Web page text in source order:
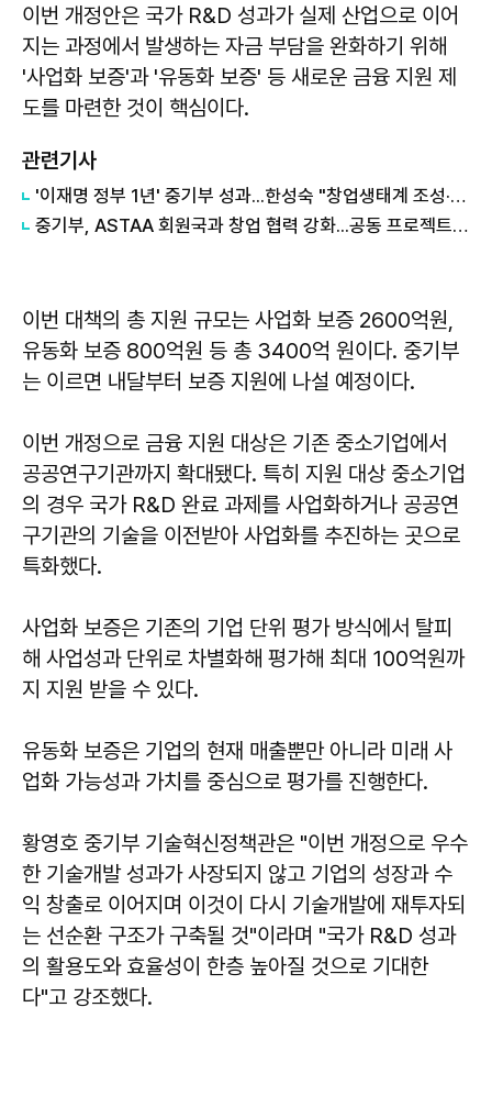
이번 개정안은 국가 R&D 성과가 실제 산업으로 이어
지는 과정에서 발생하는 자금 부담을 완화하기 위해
'사업화 보증'과 '유동화 보증' 등 새로운 금융 지원 제
도를 마련한 것이 핵심이다.
관련기사
'이재명 정부 1년' 중기부 성과...한성숙 "창업생태계 조성·벤처투자 규모 확대"
중기부, ASTAA 회원국과 창업 협력 강화...공동 프로젝트 발굴 촉진
이번 대책의 총 지원 규모는 사업화 보증 2600억원,
유동화 보증 800억원 등 총 3400억 원이다. 중기부
는 이르면 내달부터 보증 지원에 나설 예정이다.
이번 개정으로 금융 지원 대상은 기존 중소기업에서
공공연구기관까지 확대됐다. 특히 지원 대상 중소기업
의 경우 국가 R&D 완료 과제를 사업화하거나 공공연
구기관의 기술을 이전받아 사업화를 추진하는 곳으로
특화했다.
사업화 보증은 기존의 기업 단위 평가 방식에서 탈피
해 사업성과 단위로 차별화해 평가해 최대 100억원까
지 지원 받을 수 있다.
유동화 보증은 기업의 현재 매출뿐만 아니라 미래 사
업화 가능성과 가치를 중심으로 평가를 진행한다.
황영호 중기부 기술혁신정책관은 "이번 개정으로 우수
한 기술개발 성과가 사장되지 않고 기업의 성장과 수
익 창출로 이어지며 이것이 다시 기술개발에 재투자되
는 선순환 구조가 구축될 것"이라며 "국가 R&D 성과
의 활용도와 효율성이 한층 높아질 것으로 기대한
다"고 강조했다.